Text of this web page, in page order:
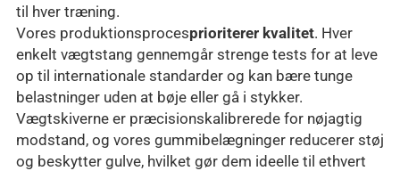
til hver træning.
Vores produktionsprocesprioriterer kvalitet. Hver
enkelt vægtstang gennemgår strenge tests for at leve
op til internationale standarder og kan bære tunge
belastninger uden at bøje eller gå i stykker.
Vægtskiverne er præcisionskalibrerede for nøjagtig
modstand, og vores gummibelægninger reducerer støj
og beskytter gulve, hvilket gør dem ideelle til ethvert